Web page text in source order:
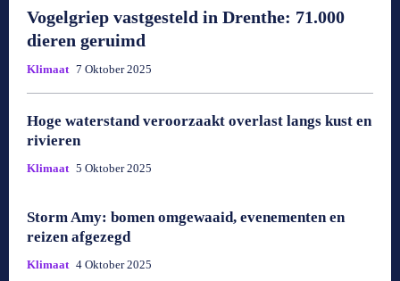
Vogelgriep vastgesteld in Drenthe: 71.000
dieren geruimd
Klimaat 7 Oktober 2025
Hoge waterstand veroorzaakt overlast langs kust en
rivieren
Klimaat 5 Oktober 2025
Storm Amy: bomen omgewaaid, evenementen en
reizen afgezegd
Klimaat 4 Oktober 2025